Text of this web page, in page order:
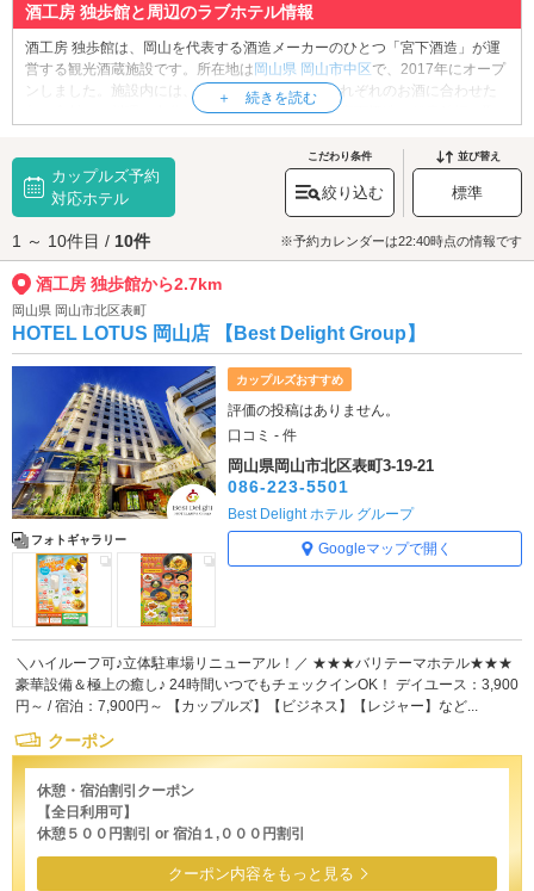
酒工房 独歩館と周辺のラブホテル情報
酒工房 独歩館は、岡山を代表する酒造メーカーのひとつ「宮下酒造」が運
営する観光酒蔵施設です。所在地は岡山県 岡山市中区で、2017年にオープ
ンしました。施設内には、宮下酒造のお酒と、それぞれのお酒に合わせた
旬の食材、お料理を存分に楽しめるレストラン、宮下酒造の代表銘柄を取
場見学を楽しむこともできます。工場見学後にレストランでランチをし
て、ショップでお買い物を満喫しましょう。経験豊富なスタッフさんがお
買い物のサポートもしてくれますよ。
酒工房 独歩館へは、岡山駅・清輝橋駅周辺エリアのラブホテルからもアク
セスが便利です。
カップルズ予約
対応ホテル
こだわり条件
絞り込む
並び替え
標準
1 ～ 10件目 / 10件 ※予約カレンダーは22:40時点の情報です
酒工房 独歩館から2.7km
岡山県 岡山市北区表町
HOTEL LOTUS 岡山店 【Best Delight Group】
フォトギャラリー
カップルズおすすめ
評価の投稿はありません。
口コミ - 件
岡山県岡山市北区表町3-19-21
086-223-5501
Best Delight ホテル グループ
Googleマップで開く
＼ハイルーフ可♪立体駐車場リニューアル！／ ★★★バリテーマホテル★★★
豪華設備＆極上の癒し♪ 24時間いつでもチェックインOK！ デイユース：3,900
円～ / 宿泊：7,900円～ 【カップルズ】【ビジネス】【レジャー】など...
クーポン
休憩・宿泊割引クーポン
【全日利用可】
休憩５００円割引 or 宿泊１,０００円割引
クーポン内容をもっと見る